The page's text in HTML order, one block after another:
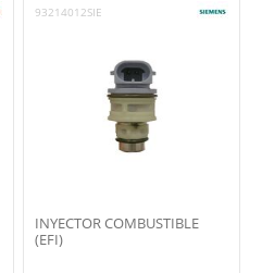
93214012SIE
INYECTOR COMBUSTIBLE
(EFI)